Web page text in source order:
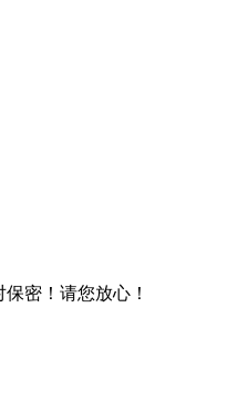
密！请您放心！